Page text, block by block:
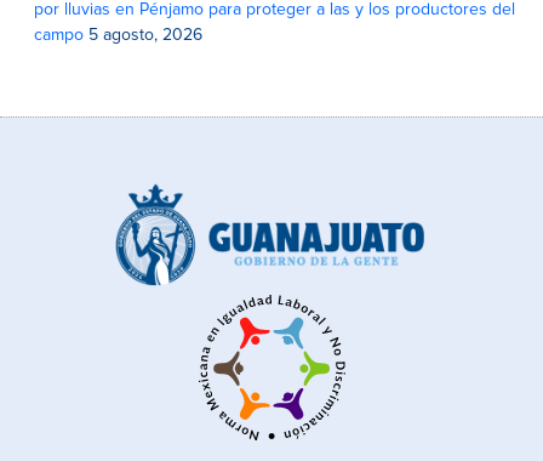
por lluvias en Pénjamo para proteger a las y los productores del
campo 5 agosto, 2026